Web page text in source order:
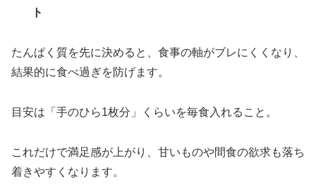
ト
たんぱく質を先に決めると、食事の軸がブレにくくなり、
結果的に食べ過ぎを防げます。
目安は「手のひら1枚分」くらいを毎食入れること。
これだけで満足感が上がり、甘いものや間食の欲求も落ち
着きやすくなります。